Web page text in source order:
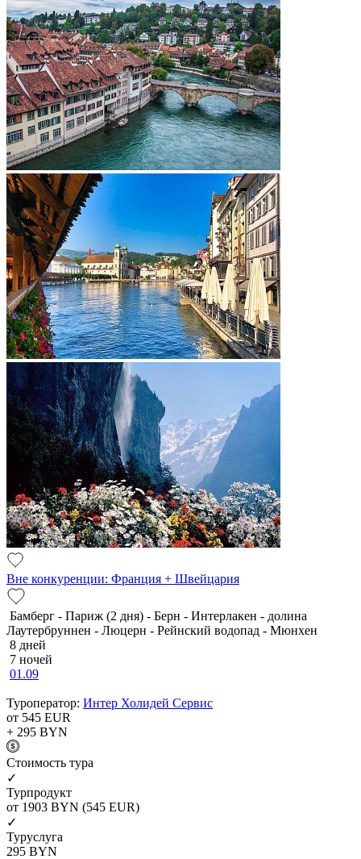
Вне конкуренции: Франция + Швейцария
Бамберг - Париж (2 дня) - Берн - Интерлакен - долина
Лаутербруннен - Люцерн - Рейнский водопад - Мюнхен
8 дней
7 ночей
01.09
Туроператор: Интер Холидей Сервис
от 545 EUR
+ 295 BYN
Cтоимость тура
✓
Турпродукт
от 1903 BYN (545 EUR)
✓
Туруслуга
295 BYN